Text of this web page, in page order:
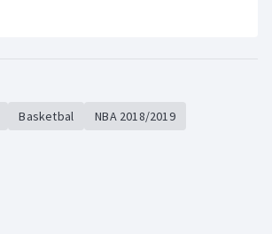
Basketbal NBA 2018/2019